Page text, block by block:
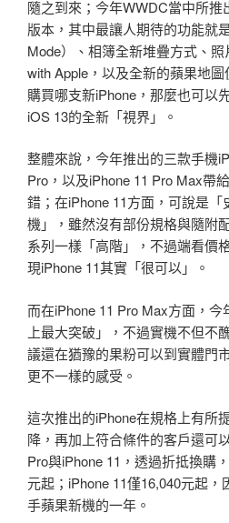
隨之到來；今年WWDC當中所
版本，其中最讓人期待的功能就
Mode）、相簿全新堆疊方式、
with Apple，以及全新的蘋果地
購買哪支新iPhone，那麼也可以
iOS 13的全新「視界」。
整體來說，今年推出的三款手機
Pro，以及iPhone 11 Pro Max帶
錯；在iPhone 11方面，可說是
機」，雖然沒有部份規格與隨附
系列一樣「高階」，不過端看價
現iPhone 11其實「很可以」。
而在iPhone 11 Pro Max方面，
上最大突破」，不過實機不但不
議還在猶豫的果粉可以到實體門
更不一樣的感受。
這次推出的iPhone在規格上有所
降，再加上符合條件的客戶還可
Pro與iPhone 11，透過折抵換購
元起；iPhone 11僅16,040元起
手蘋果新機的一年。